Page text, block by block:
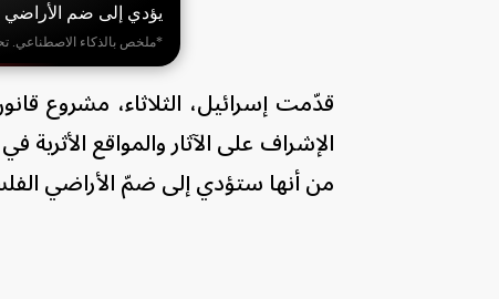
يؤدي إلى ضم الأراضي
*ملخص بالذكاء الاصطناعي.
قدّمت إسرائيل، الثلاثاء، مشروع
الإشراف على الآثار والمواقع الأثرية
من أنها ستؤدي إلى ضمّ الأراضي